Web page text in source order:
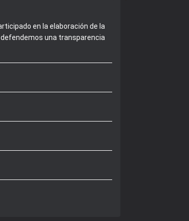
en la elaboración de la
una transparencia